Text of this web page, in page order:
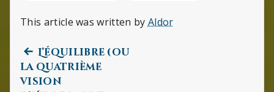
This article was written by Aldor
Navigation
de
Previous
post:
L’équilibre (ou
la quatrième
vision